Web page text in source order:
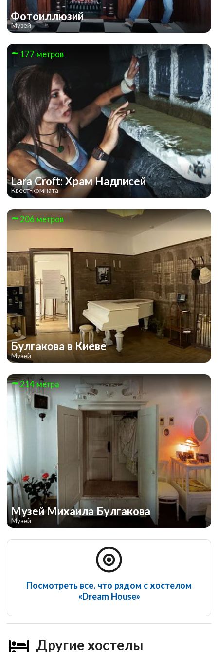
Фотоиллюзий
Музей
177 метров
Lara Croft: Храм Надписей
Квест-комната
206 метров
Булгакова в Киеве
Музей
214 метра
Музей Михаила Булгакова
Музей
Посмотреть все, что рядом с хостелом
«Dream House»
Другие хостелы